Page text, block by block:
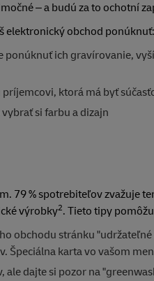
– a budú za to ochotní
elektronický obchod ponúknuť:
ich gravírovanie,
ktorá má byť
si farbu a dizajn
79 % spotrebiteľov zvažuje
výrobky2. Tieto tipy
obchodu stránku
karta vo vašom
dajte si pozor na